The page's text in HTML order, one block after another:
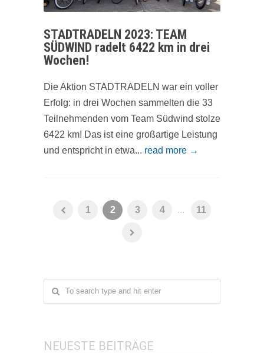
STADTRADELN 2023: TEAM
SÜDWIND radelt 6422 km in drei
Wochen!
Die Aktion STADTRADELN war ein voller
Erfolg: in drei Wochen sammelten die 33
Teilnehmenden vom Team Südwind stolze
6422 km! Das ist eine großartige Leistung
und entspricht in etwa... read more →
1 2 3 4 ... 11
NEUESTE BEITRÄGE